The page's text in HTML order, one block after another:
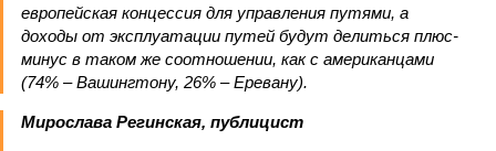
европейская концессия для управления путями, а
доходы от эксплуатации путей будут делиться плюс-
минус в таком же соотношении, как с американцами
(74% – Вашингтону, 26% – Еревану).
Мирослава Регинская, публицист